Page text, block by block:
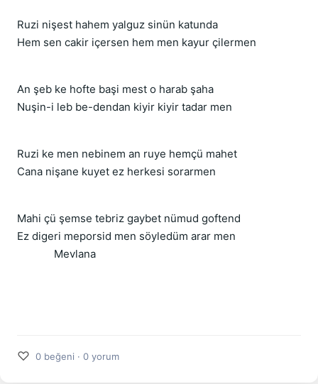
Ruzi nişest hahem yalguz sinün katunda
Hem sen cakir içersen hem men kayur çilermen
An şeb ke hofte başi mest o harab şaha
Nuşin-i leb be-dendan kiyir kiyir tadar men
Ruzi ke men nebinem an ruye hemçü mahet
Cana nişane kuyet ez herkesi sorarmen
Mahi çü şemse tebriz gaybet nümud goftend
Ez digeri meporsid men söyledüm arar men
Mevlana
♡ 0 beğeni · 0 yorum